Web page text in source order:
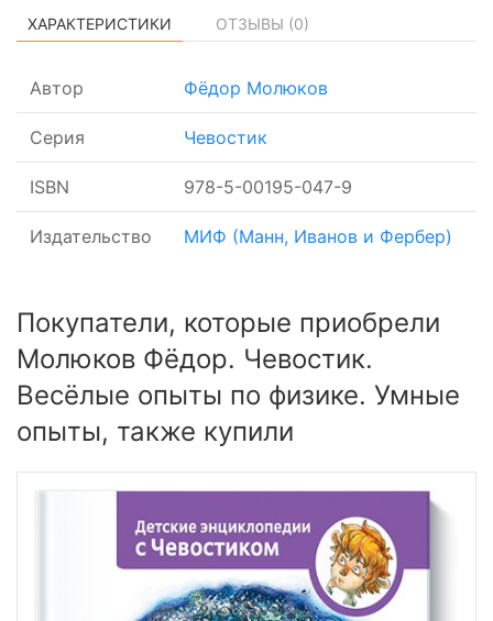
ХАРАКТЕРИСТИКИ ОТЗЫВЫ (0)
Автор Фёдор Молюков
Серия Чевостик
ISBN 978-5-00195-047-9
Издательство МИФ (Манн, Иванов и Фербер)
Покупатели, которые приобрели
Молюков Фёдор. Чевостик.
Весёлые опыты по физике. Умные
опыты, также купили